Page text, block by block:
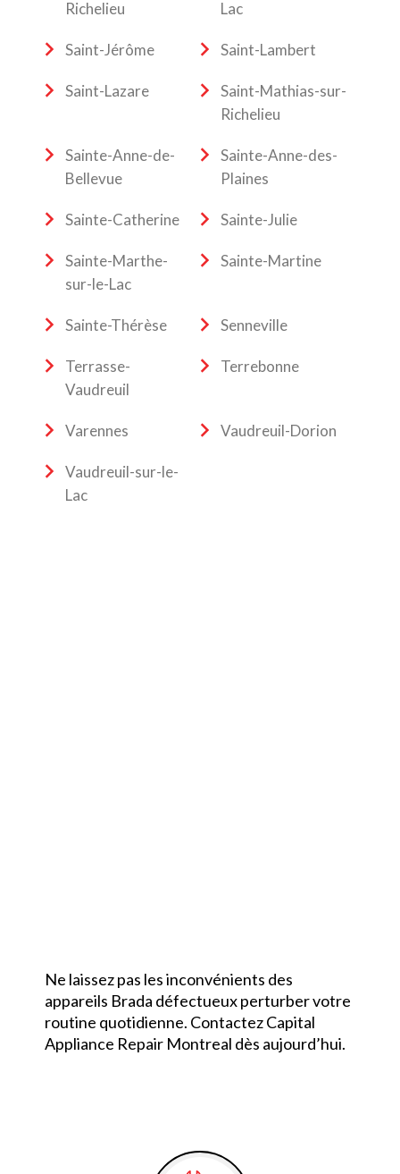
Richelieu Lac
Saint-Jérôme Saint-Lambert
Saint-Lazare
Saint-Mathias-sur-
Richelieu
Sainte-Anne-de-
Bellevue
Sainte-Anne-des-
Plaines
Sainte-Catherine Sainte-Julie
Sainte-Marthe-
sur-le-Lac
Sainte-Martine
Sainte-Thérèse Senneville
Terrasse-
Vaudreuil
Terrebonne
Varennes Vaudreuil-Dorion
Vaudreuil-sur-le-
Lac
Ne laissez pas les inconvénients des
appareils Brada défectueux perturber votre
routine quotidienne. Contactez Capital
Appliance Repair Montreal dès aujourd’hui.